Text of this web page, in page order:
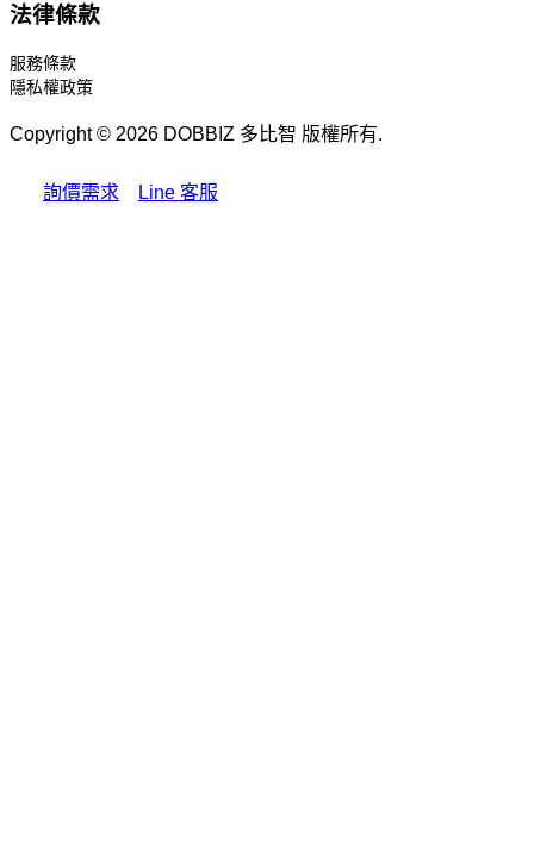
法律條款
服務條款
隱私權政策
Copyright © 2026 DOBBIZ 多比智 版權所有.
詢價需求 Line 客服